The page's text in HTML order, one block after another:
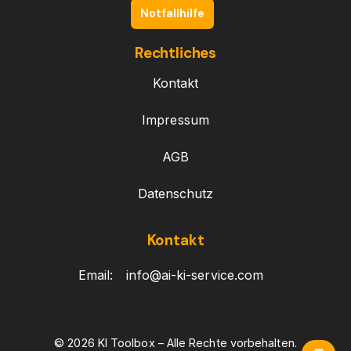
Notfallhilfe
Rechtliches
Kontakt
Impressum
AGB
Datenschutz
Kontakt
Email: info@ai-ki-service.com
© 2026 KI Toolbox – Alle Rechte vorbehalten.